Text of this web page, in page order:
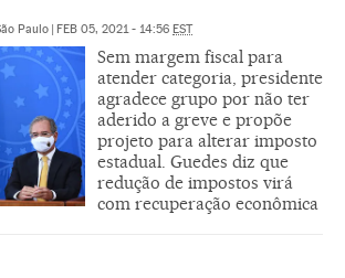
Paulo FEB 05, 2021 - 14:56 EST
Sem margem fiscal para
atender categoria, presidente
agradece grupo por não ter
aderido a greve e propõe
projeto para alterar imposto
estadual. Guedes diz que
redução de impostos virá
com recuperação econômica